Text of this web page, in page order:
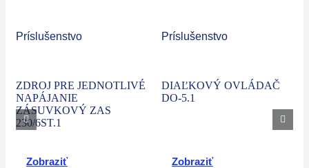
Príslušenstvo
ZDROJ PRE JEDNOTLIVÉ
NAPÁJANIE
ZÁSUVKOVÝ ZAS
230/6ST.1
Zobraziť
Príslušenstvo
DIAĽKOVÝ OVLÁDAČ
DO-5.1
Zobraziť